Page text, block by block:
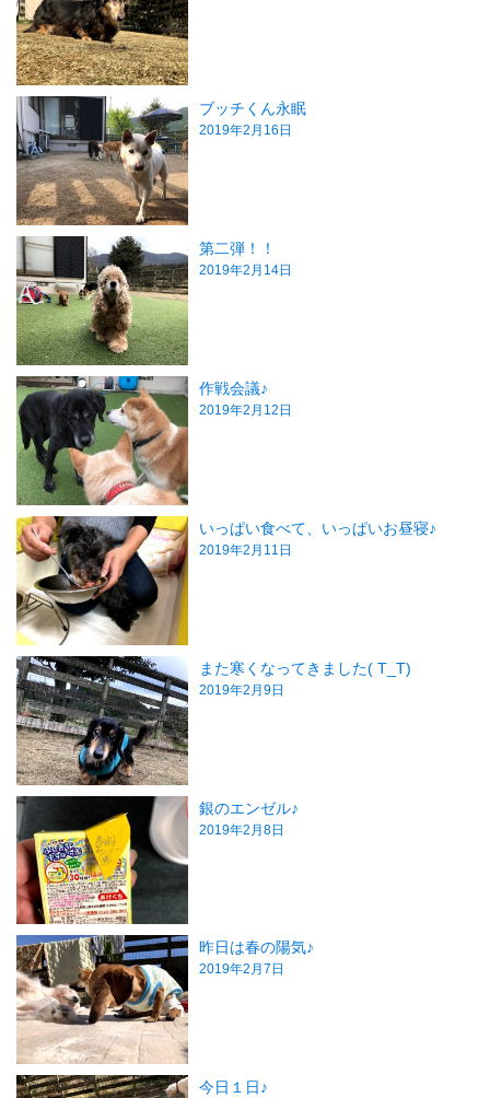
ブッチくん永眠
2019年2月16日
第二弾！！
2019年2月14日
作戦会議♪
2019年2月12日
いっぱい食べて、いっぱいお昼寝♪
2019年2月11日
また寒くなってきました( T_T)
2019年2月9日
銀のエンゼル♪
2019年2月8日
昨日は春の陽気♪
2019年2月7日
今日１日♪